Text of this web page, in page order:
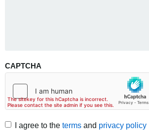
CAPTCHA
I agree to the terms and privacy policy